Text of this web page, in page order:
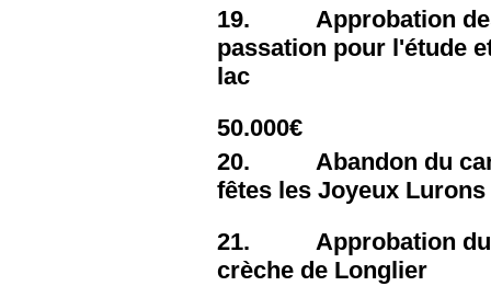
19. Approbation des
passation pour l'étude
lac
50.000€
20. Abandon du
fêtes les Joyeux
21. Approbation du
crèche de Longlier